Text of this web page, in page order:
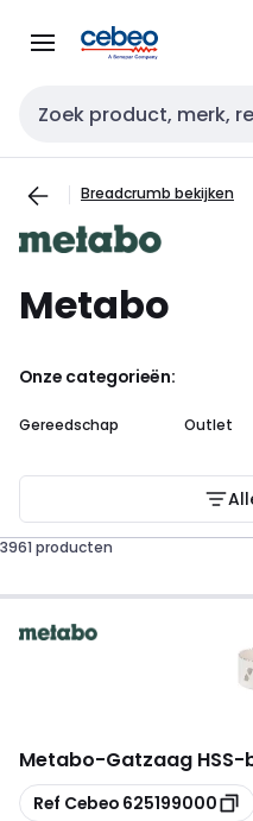
naar
naar
Zoekveld invoer
Breadcrumb bekijken
Metabo
Onze categorieën:
Gereedschap Outlet
3961 producten
Metabo-Gatzaag
Kopiëren
Ref Cebeo 625199000